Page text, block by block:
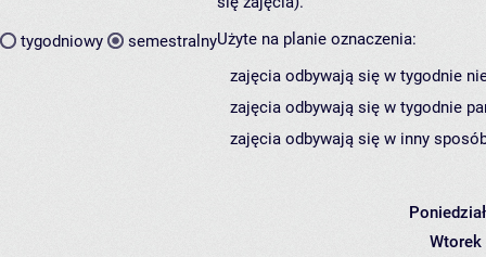
tygodniowy semestralnyUżyte na planie oznaczenia:
zajęcia odbywają się w tygodnie
zajęcia odbywają się w tygodnie
zajęcia odbywają się w inny
Wtorek